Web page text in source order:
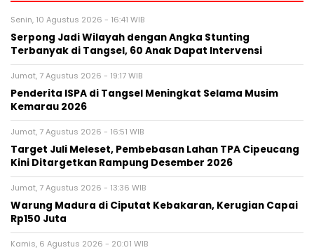
Senin, 10 Agustus 2026 - 16:41 WIB
Serpong Jadi Wilayah dengan Angka Stunting
Terbanyak di Tangsel, 60 Anak Dapat Intervensi
Jumat, 7 Agustus 2026 - 19:17 WIB
Penderita ISPA di Tangsel Meningkat Selama Musim
Kemarau 2026
Jumat, 7 Agustus 2026 - 16:51 WIB
Target Juli Meleset, Pembebasan Lahan TPA Cipeucang
Kini Ditargetkan Rampung Desember 2026
Jumat, 7 Agustus 2026 - 13:36 WIB
Warung Madura di Ciputat Kebakaran, Kerugian Capai
Rp150 Juta
Kamis, 6 Agustus 2026 - 20:01 WIB